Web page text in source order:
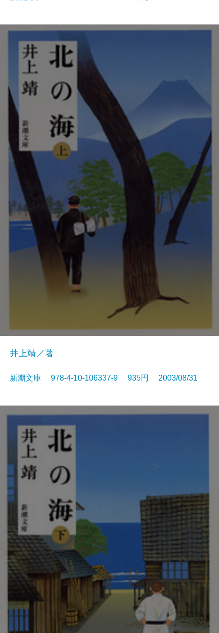
井上靖／著
新潮文庫 978-4-10-106337-9 935円 2003/08/31